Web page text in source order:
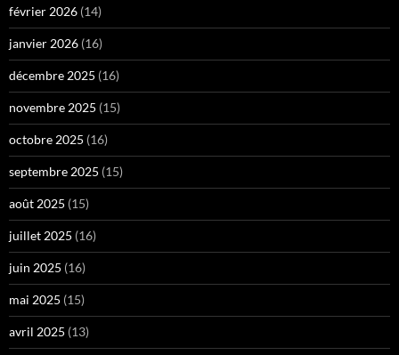
février 2026 (14)
janvier 2026 (16)
décembre 2025 (16)
novembre 2025 (15)
octobre 2025 (16)
septembre 2025 (15)
août 2025 (15)
juillet 2025 (16)
juin 2025 (16)
mai 2025 (15)
avril 2025 (13)